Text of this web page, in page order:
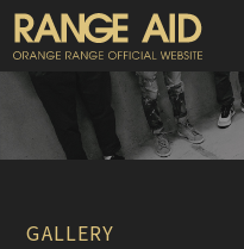
GALLERY